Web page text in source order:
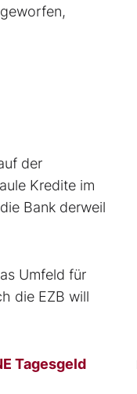
der
Kredite im
Bank derweil
Umfeld für
die EZB will
Tagesgeld